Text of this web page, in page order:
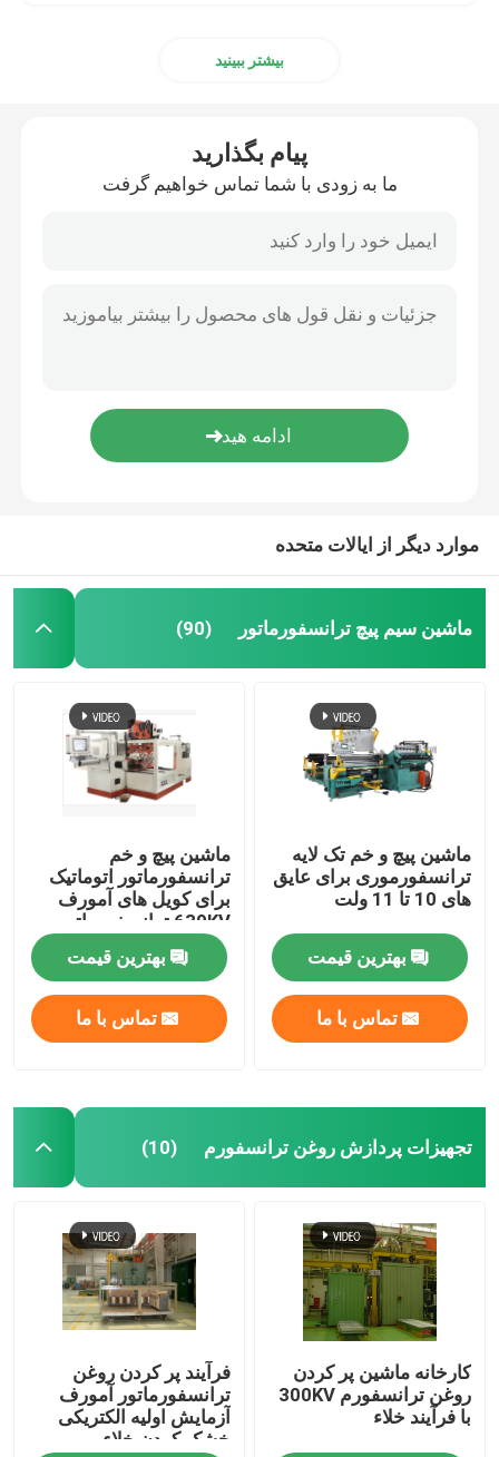
بیشتر ببینید
پیام بگذارید
ما به زودی با شما تماس خواهیم گرفت
موارد دیگر از ایالات متحده
ماشین سیم پیچ ترانسفورماتور (90)
ماشین پیچ و خم تک لایه
ترانسفورموری برای عایق
های 10 تا 11 ولت
بهترین قیمت
تماس با ما
ماشین پیچ و خم
ترانسفورماتور اتوماتیک
برای کویل های آمورف
630KV ترانسفورماتور
روغن
بهترین قیمت
تماس با ما
تجهیزات پردازش روغن ترانسفورم (10)
کارخانه ماشین پر کردن
روغن ترانسفورم 300KV
با فرآیند خلاء
فرآیند پر کردن روغن
ترانسفورماتور آمورف
آزمایش اولیه الکتریکی
خشک کردن خلاء